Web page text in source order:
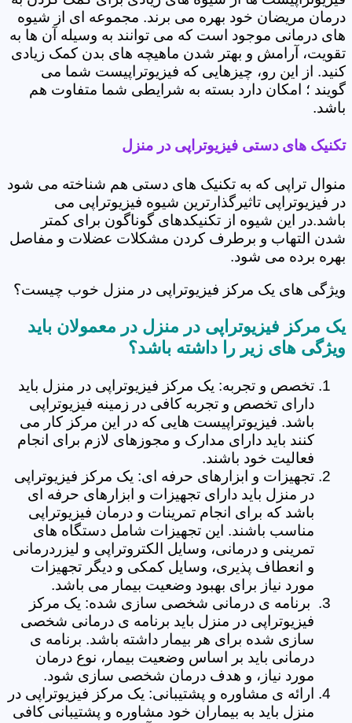
درمان مریضان خود بهره می برند. مجموعه ای از شیوه
های درمانی موجود است که می توانند به وسیله آن ها به
تقویت، آرامش و بهتر شدن ماهیچه های بدن کمک زیادی
کنید. از این رو، چیزهایی که فیزیوتراپیست شما می
گویند ؛ امکان دارد بسته به شرایطی شما متفاوت هم
باشد.
تکنیک های دستی فیزیوتراپی در منزل
منوال تراپی که به تکنیک های دستی هم شناخته می شود
در فیزیوتراپی تاثیرگذارترین شیوه فیزیوتراپی می
باشد.در این شیوه از تکنیکدهای گوناگون برای کمتر
شدن التهاب و برطرف کردن مشکلات عضلات و مفاصل
بهره برده می شود.
ویژگی های یک مرکز فیزیوتراپی در منزل خوب چیست؟
یک مرکز فیزیوتراپی در منزل در معمولان باید
ویژگی های زیر را داشته باشد؟
تخصص و تجربه: یک مرکز فیزیوتراپی در منزل باید
دارای تخصص و تجربه کافی در زمینه فیزیوتراپی
باشد. فیزیوتراپیست هایی که در این مرکز کار می
کنند باید دارای مدارک و مجوزهای لازم برای انجام
فعالیت خود باشند.
تجهیزات و ابزارهای حرفه ای: یک مرکز فیزیوتراپی
در منزل باید دارای تجهیزات و ابزارهای حرفه ای
باشد که برای انجام تمرینات و درمان فیزیوتراپی
مناسب باشند. این تجهیزات شامل دستگاه های
تمرینی و درمانی، وسایل الکتروتراپی و لیزردرمانی
و انعطاف پذیری، وسایل کمکی و دیگر تجهیزات
مورد نیاز برای بهبود وضعیت بیمار می باشد.
برنامه ی درمانی شخصی سازی شده: یک مرکز
فیزیوتراپی در منزل باید برنامه ی درمانی شخصی
سازی شده برای هر بیمار داشته باشد. برنامه ی
درمانی باید بر اساس وضعیت بیمار، نوع درمان
مورد نیاز، و هدف درمان شخصی سازی شود.
ارائه ی مشاوره و پشتیبانی: یک مرکز فیزیوتراپی در
منزل باید به بیماران خود مشاوره و پشتیبانی کافی